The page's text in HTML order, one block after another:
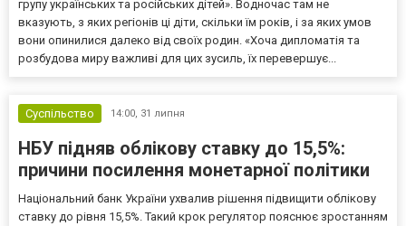
групу українських та російських дітей». Водночас там не
вказують, з яких регіонів ці діти, скільки їм років, і за яких умов
вони опинилися далеко від своїх родин. «Хоча дипломатія та
розбудова миру важливі для цих зусиль, їх перевершує...
Суспільство 14:00, 31 липня
НБУ підняв облікову ставку до 15,5%:
причини посилення монетарної політики
Національний банк України ухвалив рішення підвищити облікову
ставку до рівня 15,5%. Такий крок регулятор пояснює зростанням